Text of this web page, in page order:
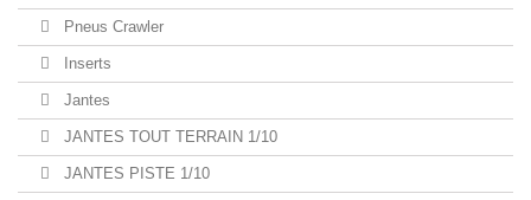
Pneus Crawler
Inserts
Jantes
JANTES TOUT TERRAIN 1/10
JANTES PISTE 1/10